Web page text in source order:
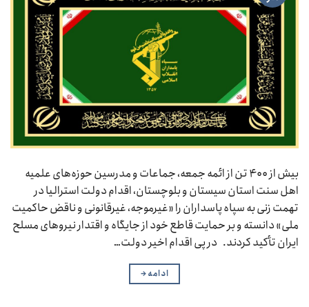
بیش از ۴۰۰ تن از ائمه جمعه، جماعات و مدرسین حوزه‌های علمیه
اهل سنت استان سیستان و بلوچستان، اقدام دولت استرالیا در
تهمت زنی به سپاه پاسداران را «غیرموجه، غیرقانونی و ناقض حاکمیت
ملی» دانسته و بر حمایت قاطع خود از جایگاه و اقتدار نیروهای مسلح
ایران تأکید کردند. در پی اقدام اخیر دولت…
ادامه→